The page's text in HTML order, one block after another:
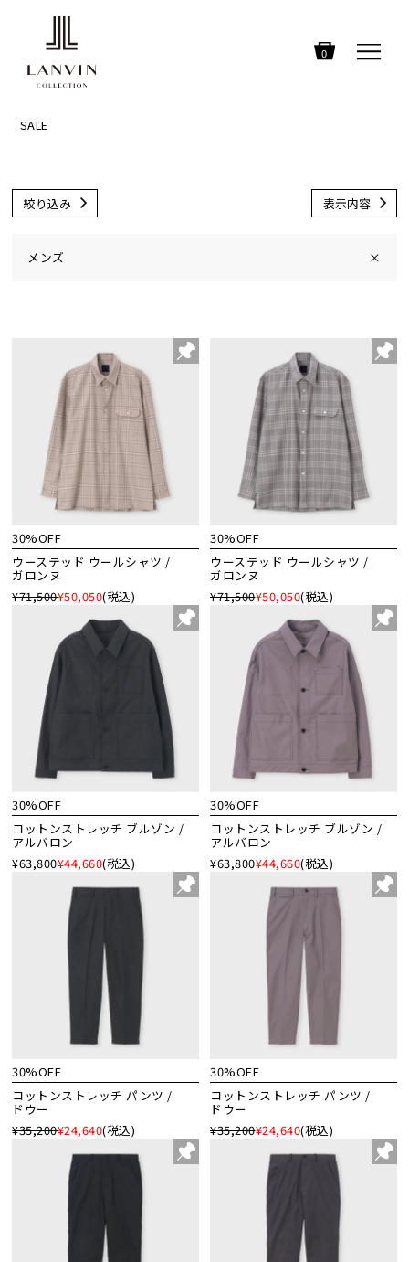
0
SALE
絞り込み 表示内容
メンズ ×
30%OFF
ウーステッド ウールシャツ /
ガロンヌ
¥71,500¥50,050(税込)
30%OFF
ウーステッド ウールシャツ /
ガロンヌ
¥71,500¥50,050(税込)
30%OFF
コットンストレッチ ブルゾン /
アルバロン
¥63,800¥44,660(税込)
30%OFF
コットンストレッチ ブルゾン /
アルバロン
¥63,800¥44,660(税込)
30%OFF
コットンストレッチ パンツ /
ドウー
¥35,200¥24,640(税込)
30%OFF
コットンストレッチ パンツ /
ドウー
¥35,200¥24,640(税込)